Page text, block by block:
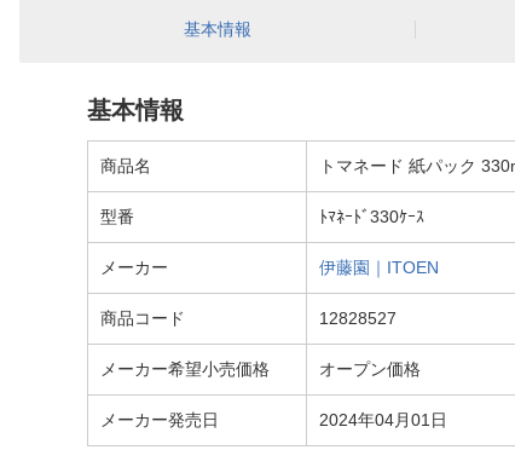
基本情報
基本情報
商品名 トマネード 紙パック
型番 ﾄﾏﾈｰﾄﾞ330ｹｰｽ
メーカー 伊藤園｜ITOEN
商品コード 12828527
メーカー希望小売価格 オープン価格
メーカー発売日 2024年04月01日